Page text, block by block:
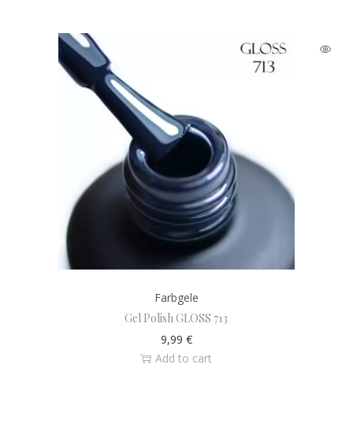
Farbgele
Gel Polish GLOSS 713
9,99 €
Add to cart